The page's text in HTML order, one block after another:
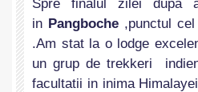
Spre finalul zilei dupa
in Pangboche,punctul cel
.Am stat la o lodge
un grup de trekkeri
facultatii in inima